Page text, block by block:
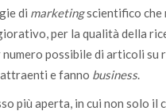
di marketingscientifico che
per la qualità della
possibile di articoli su
e fanno business.
più aperta, in cui non solo il